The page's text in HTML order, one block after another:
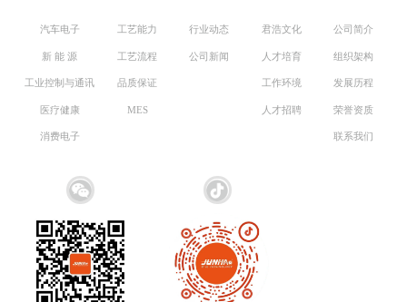
汽车电子
新 能 源
工业控制与通讯
医疗健康
消费电子
工艺能力
工艺流程
品质保证
MES
行业动态
公司新闻
君浩文化
人才培育
工作环境
人才招聘
公司简介
组织架构
发展历程
荣誉资质
联系我们